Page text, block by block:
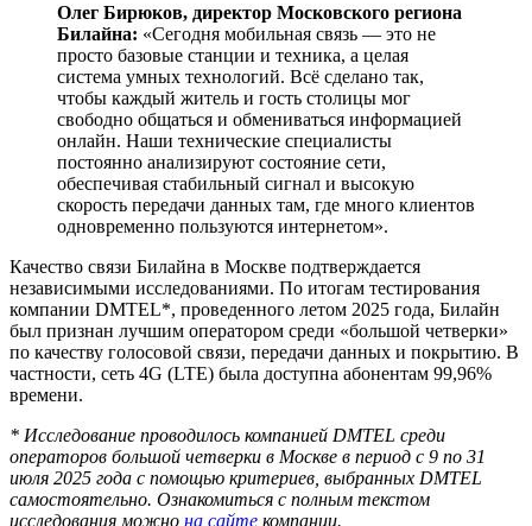
Олег Бирюков, директор Московского региона
Билайна: «Сегодня мобильная связь — это не
просто базовые станции и техника, а целая
система умных технологий. Всё сделано так,
чтобы каждый житель и гость столицы мог
свободно общаться и обмениваться информацией
онлайн. Наши технические специалисты
постоянно анализируют состояние сети,
обеспечивая стабильный сигнал и высокую
скорость передачи данных там, где много клиентов
одновременно пользуются интернетом».
Качество связи Билайна в Москве подтверждается
независимыми исследованиями. По итогам тестирования
компании DMTEL*, проведенного летом 2025 года, Билайн
был признан лучшим оператором среди «большой четверки»
по качеству голосовой связи, передачи данных и покрытию. В
частности, сеть 4G (LTE) была доступна абонентам 99,96%
времени.
* Исследование проводилось компанией DMTEL среди
операторов большой четверки в Москве в период с 9 по 31
июля 2025 года с помощью критериев, выбранных DMTEL
самостоятельно. Ознакомиться с полным текстом
исследования можно на сайте компании.